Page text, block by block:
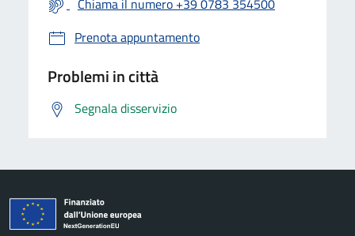
Prenota appuntamento
Problemi in città
Segnala disservizio